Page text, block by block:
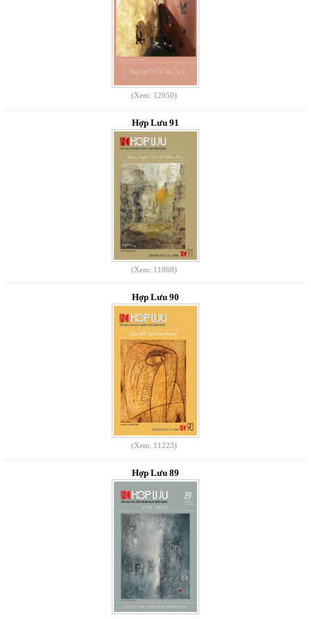
(Xem: 12050)
Hợp Lưu 91
(Xem: 11868)
Hợp Lưu 90
(Xem: 11223)
Hợp Lưu 89